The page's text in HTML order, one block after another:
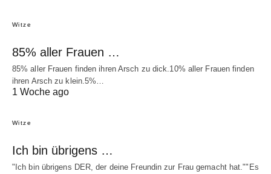
Witze
85% aller Frauen …
85% aller Frauen finden ihren Arsch zu dick.10% aller Frauen finden
ihren Arsch zu klein.5%…
1 Woche ago
Witze
Ich bin übrigens …
"Ich bin übrigens DER, der deine Freundin zur Frau gemacht hat.""Es